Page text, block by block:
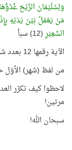
وَلِسُلَيْمَانَ الرِّيْحَ
مَنْ يَعْمَلُ بَيْنَ يَدَيْهِ
السَّعِيْرِ(12) سبأ
الآية رقمها 12 بعدد شهور السنة، وبعدد تكرار لفظ (شهر) في كتاب اللَّه!
من لفظ (شهر) الأوّل حتى نهاية
مرتين!
سبحان الله!